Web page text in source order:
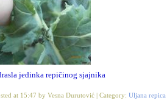
jedinka repičinog sjajnika
at 15:47 by Vesna Durutović | Category: Uljana repica